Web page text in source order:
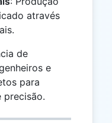
através
de
e
para
precisão.